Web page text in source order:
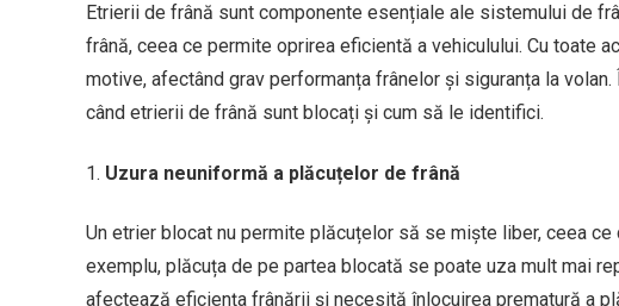
Etrierii de frână sunt componente esențiale ale sistemului de
frână, ceea ce permite oprirea eficientă a vehiculului. Cu toate
motive, afectând grav performanța frânelor și siguranța la
când etrierii de frână sunt blocați și cum să le identifici.
Uzura neuniformă a plăcuțelor de frână
Un etrier blocat nu permite plăcuțelor să se miște liber, ceea
exemplu, plăcuța de pe partea blocată se poate uza mult mai
afectează eficiența frânării și necesită înlocuirea prematură a